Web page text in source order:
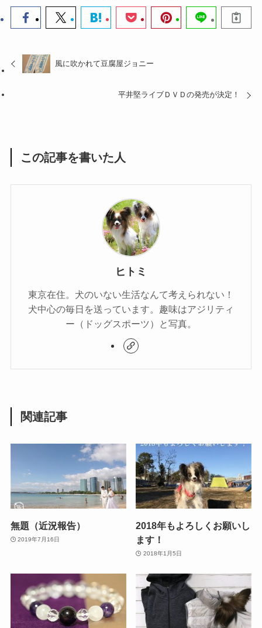
風に吹かれて豆腐屋ジョニー
平井堅ライブＤＶＤの発売が決定！
この記事を書いた人
ヒトミ
東京在住。犬のいない生活なんて考えられない！
犬中心の毎日を送っています。趣味はアジリティ
ー（ドッグスポーツ）と写真。
関連記事
無題（近況報告）
2019年7月16日
2018年もよろしくお願いし
ます！
2018年1月5日